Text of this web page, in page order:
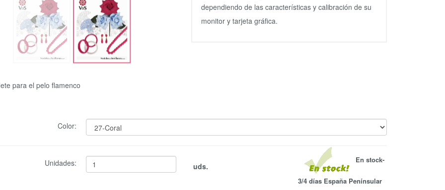
para el pelo flamenco
dependiendo de las características y calibración de su
monitor y tarjeta gráfica.
Color:
Unidades: uds.
En stock-
3/4 días España Penínsular